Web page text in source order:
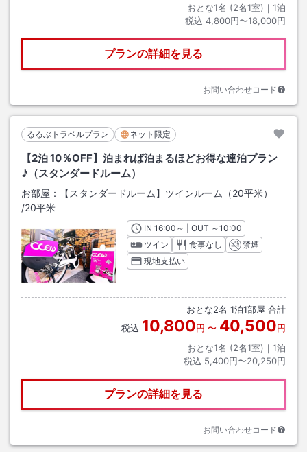
おとな1名 (2名1室)｜ 1泊
税込 4,800円〜18,000円
プランの詳細を見る
お問い合わせコード
るるぶトラベルプラン ネット限定
【2泊 10％OFF】泊まれば泊まるほどお得な連泊プラン
♪（スタンダードルーム）
お部屋：
【スタンダードルーム】ツインルーム（20平米）
/20平米
INチェックイン
16:00 ～ | OUT チェックアウト
～10:00
ツイン
食事なし
禁煙
現地支払い
おとな2名 1泊1部屋 合計
税込 10,800円 〜 40,500円
おとな1名 (2名1室)｜ 1泊
税込 5,400円〜20,250円
プランの詳細を見る
お問い合わせコード